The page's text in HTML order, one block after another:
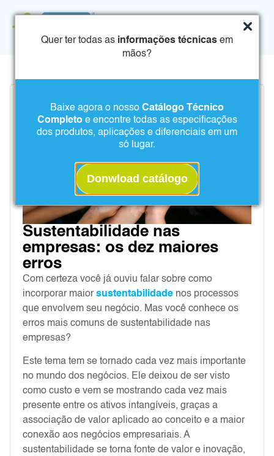
Quer ter todas as informações técnicas em
mãos?
Baixe agora o nosso Catálogo Técnico
Completo e encontre todas as especificações
dos produtos, aplicações e diferenciais em um
só lugar.
Donwload catálogo
Sustentabilidade nas
empresas: os dez maiores
erros
Com certeza você já ouviu falar sobre como
incorporar maior sustentabilidade nos processos
que envolvem seu negócio. Mas você conhece os
erros mais comuns de sustentabilidade nas
empresas?
Este tema tem se tornado cada vez mais importante
no mundo dos negócios. Ele deixou de ser visto
como custo e vem se mostrando cada vez mais
presente entre os ativos intangíveis, graças a
associação de valor aplicado ao conceito e a maior
conexão aos negócios empresariais. A
sustentabilidade se torna fonte de valor e inovação,